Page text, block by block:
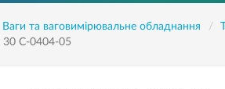
Ваги та ваговимірювальне обладнання
30 С-0404-05